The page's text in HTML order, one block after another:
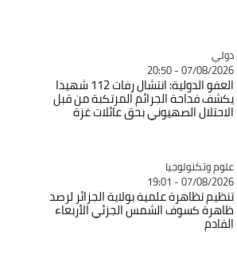
Catégorie
دولي
07/08/2026 - 20:50
العفو الدولية: انتشال رفات 112 شهيدا
يكشف فداحة الجرائم المرتكبة من قبل
الاحتلال الصهيوني بحق عائلات غزة
Catégorie
علوم وتكنولوجيا
07/08/2026 - 19:01
تنظيم تظاهرة علمية بولاية الجزائر لرصد
ظاهرة كسوف الشمس الجزئي الأربعاء
القادم